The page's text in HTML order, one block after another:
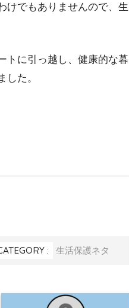
けでもありませんので、生
トに引っ越し、健康的な暮
た。
: 生活保護ネタ